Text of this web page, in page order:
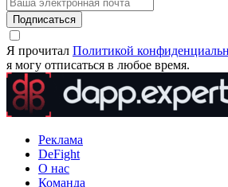
Подписаться
Я прочитал Политикой
я могу отписаться в любое время.
Реклама
DeFight
О нас
Команда